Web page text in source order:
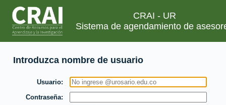
CRAI - UR
Sistema de agendamiento de
Introduzca nombre de usuario
Usuario
Contraseña